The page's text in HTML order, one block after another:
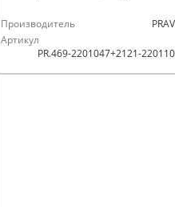
Производитель
Артикул
PR.469-2201047+2121-